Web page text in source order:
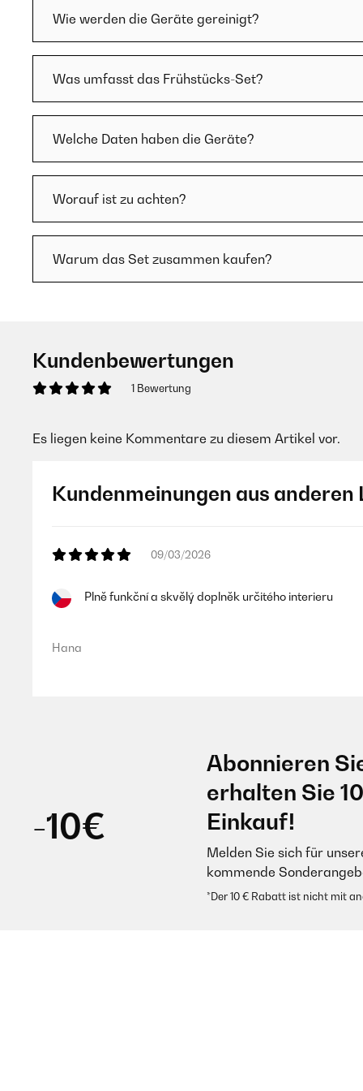
Wie werden die Geräte gereinigt?
Was umfasst das Frühstücks-Set?
Welche Daten haben die Geräte?
Worauf ist zu achten?
Warum das Set zusammen kaufen?
Kundenbewertungen
1 Bewertung
Es liegen keine Kommentare zu diesem Artikel vor.
Kundenmeinungen aus anderen
09/03/2026
Plně funkční a skvělý doplněk určitého interieru
Hana
-10€
Abonnieren
erhalten Sie
Einkauf!
Melden Sie sich für
kommende
*Der 10 € Rabatt ist nicht mit